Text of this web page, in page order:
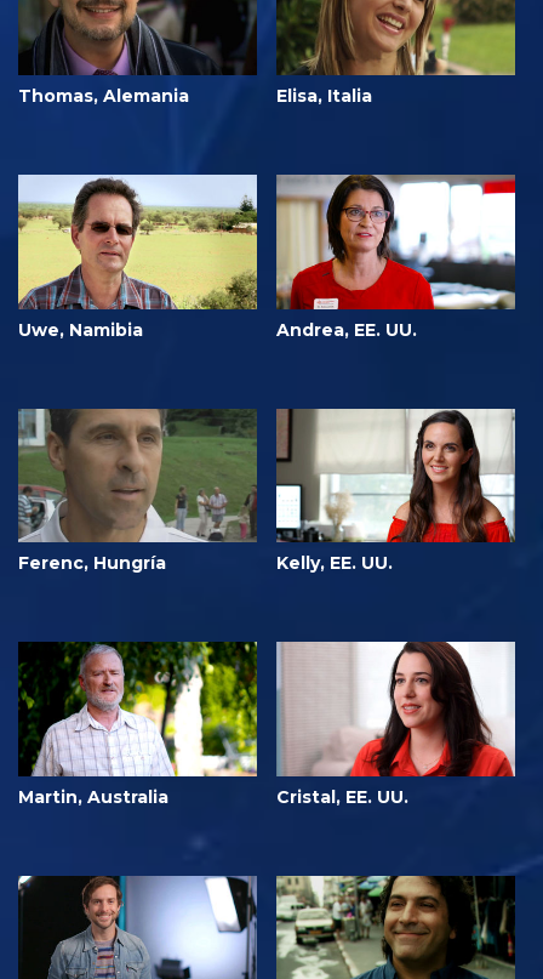
Thomas, Alemania Elisa, Italia
Uwe, Namibia Andrea, EE. UU.
Ferenc, Hungría Kelly, EE. UU.
Martin, Australia Cristal, EE. UU.